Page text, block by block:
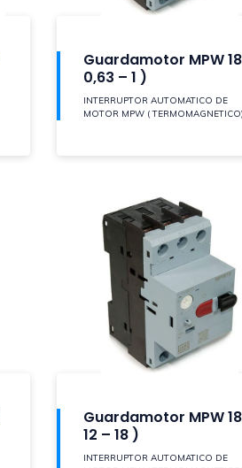
Guardamotor MPW
0,63 – 1 )
INTERRUPTOR AUTOMATICO DE
MOTOR MPW (
Guardamotor MPW
12 – 18 )
INTERRUPTOR AUTOMATICO DE